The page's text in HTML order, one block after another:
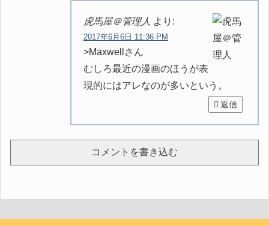
虎馬屋＠管理人 より:
2017年6月6日 11:36 PM
>Maxwellさん
むしろ最近の漫画のほうが表
現的にはアレなのが多いという。
返信
コメントを書き込む